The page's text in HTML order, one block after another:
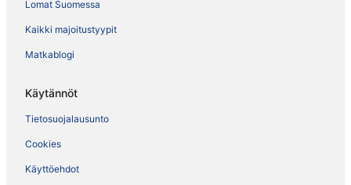
Lomat Suomessa
Kaikki majoitustyypit
Matkablogi
Käytännöt
Tietosuojalausunto
Cookies
Käyttöehdot